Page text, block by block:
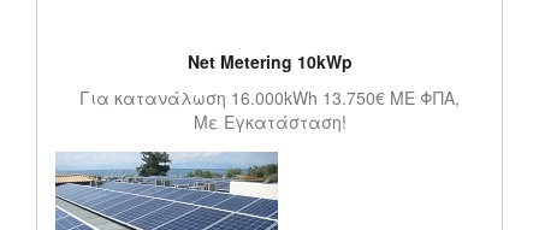
Net Metering 10kWp
Για κατανάλωση 16.000kWh 13.750€ ΜΕ ΦΠΑ,
Με Εγκατάσταση!